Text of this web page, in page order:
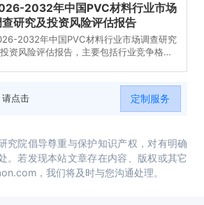
2032年中国PVC材料行业市场
研究及投资风险评估报告
2032年中国PVC材料行业市场调查研究
资风险评估报告，主要包括行业竞争格局
点击
定制服务
究院倡导尊重与保护知识产权，对有明确
。若发现本站文章存在内容、版权或其它
，我们将及时与您沟通处理。